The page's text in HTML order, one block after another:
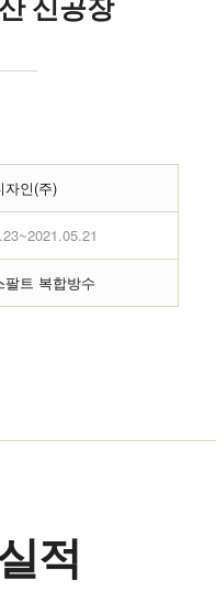
신공장
자인(주)
팔트 복합방수
적